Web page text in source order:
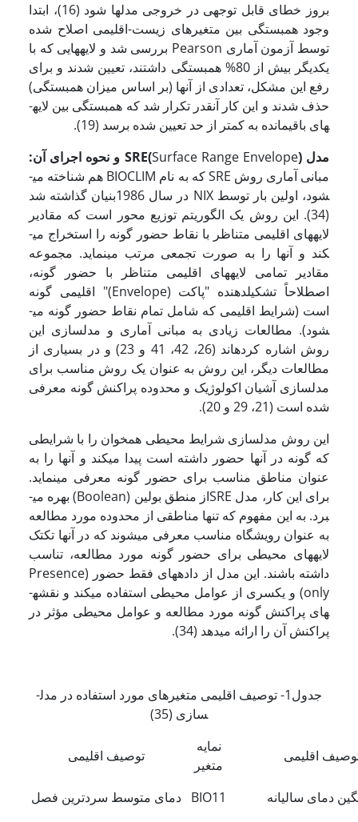
بروز خطای قابل توجهی در خروجی مدل­ها شود (16)، ابتدا
وجود همبستگی بین متغیرهای زیست-اقلیمی اصلاح شده
توسط آزمون آماری Pearson بررسی شد و لایه­هایی که با
یکدیگر بیش از 80% همبستگی داشتند، تعیین شدند و برای
رفع این مشکل، تعدادی از آنها (بر اساس میزان همبستگی)
حذف شدند و این کار آنقدر تکرار شد که همبستگی بین لایه­
های باقیمانده به کمتر از حد تعیین شده برسد (19).
مدل
SRE(Surface Range Envelope)
و نحوه اجرای آن:
مبانی آماری روش SRE که به نام BIOCLIM هم شناخته می­
شود، اولین بار توسط NIX در سال 1986بنیان گذاشته شد
(34). این روش یک الگوریتم توزیع محور است که مقادیر
لایه­های اقلیمی متناظر با نقاط حضور گونه را استخراج می­
کند و آنها را به صورت تجمعی مرتب می­نماید. مجموعه
مقادیر تمامی لایه­های اقلیمی متناظر با حضور گونه،
اصطلاحاً تشکیل­دهنده "پاکت (Envelope)" اقلیمی گونه
است (شرایط اقلیمی که شامل تمام نقاط حضور گونه می­
شود). مطالعات زیادی به مبانی آماری و مدل­سازی این
روش اشاره کرده­اند (26، 42، 41 و 23) و در بسیاری از
مطالعات دیگر، این روش به عنوان یک روش مناسب برای
مدل­سازی آشیان اکولوژیک و محدوده پراکنش گونه معرفی
شده است (21، 29 و 20).
این روش مدل­سازی شرایط محیطی همخوان را با شرایطی
که گونه در آنها حضور داشته است پیدا می­کند و آنها را به
عنوان مناطق مناسب برای حضور گونه معرفی می­نماید.
برای این کار، مدل SREاز منطق بولین (Boolean) بهره می­
برد. به این مفهوم که تنها مناطقی از محدوده مورد مطالعه
به عنوان رویشگاه مناسب معرفی می­شوند که در آنها تک­تک
لایه­های محیطی برای حضور گونه مورد مطالعه، تناسب
داشته باشند. این مدل از داده­های فقط حضور (Presence
only) و یک­سری از عوامل محیطی استفاده می­کند و نقشه­
های پراکنش گونه مورد مطالعه و عوامل محیطی مؤثر در
پراکنش آن را ارائه می­دهد (34).
جدول1- توصیف اقلیمی متغیرهای مورد استفاده در مدل­
سازی (35)
توصیف اقلیمی
نمایه
متغیر
اقلیمی
دمای متوسط سردترین فصل BIO11
دمای سالیانه